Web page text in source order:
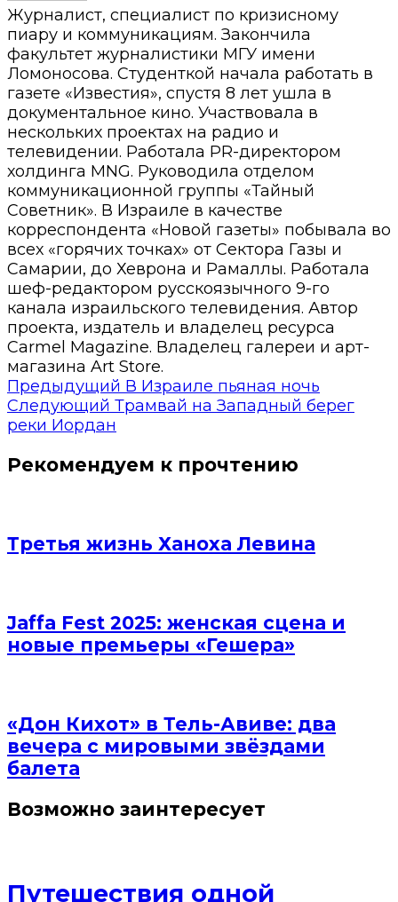
Журналист, специалист по кризисному
пиару и коммуникациям. Закончила
факультет журналистики МГУ имени
Ломоносова. Студенткой начала работать в
газете «Известия», спустя 8 лет ушла в
документальное кино. Участвовала в
нескольких проектах на радио и
телевидении. Работала PR-директором
холдинга MNG. Руководила отделом
коммуникационной группы «Тайный
Советник». В Израиле в качестве
корреспондента «Новой газеты» побывала во
всех «горячих точках» от Сектора Газы и
Самарии, до Хеврона и Рамаллы. Работала
шеф-редактором русскоязычного 9-го
канала израильского телевидения. Автор
проекта, издатель и владелец ресурса
Carmel Magazine. Владелец галереи и арт-
магазина Art Store.
Предыдущий В Израиле пьяная ночь
Следующий Трамвай на Западный берег
реки Иордан
Рекомендуем к прочтению
Третья жизнь Ханоха Левина
Jaffa Fest 2025: женская сцена и
новые премьеры «Гешера»
«Дон Кихот» в Тель-Авиве: два
вечера с мировыми звёздами
балета
Возможно заинтересует
Путешествия одной